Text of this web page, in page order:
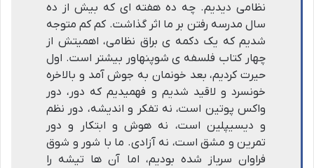
نظامی دیدیم. چه ده هفته ای که بیش از ده
سال مدرسه رفتن بر ما اثر گذاشت. کم کم متوجه
شدیم که یک دکمه ی براق نظامی، اهمیتش از
چهار کتاب فلسفه ی شوپنهاور بیشتر است. اول
حیرت کردیم، بعد خونمان به جوش آمد و بالاخره
خونسرد و لاقید شدیم و فهمیدیم که دور، دور
واکس پوتین است، نه تفکر و اندیشه، دور نظم
و دیسیپلین است، نه هوش و ابتکار و دور
تمرین و مشق است، نه آزادی. ما با شور و شوق
فراوان سرباز شده بودیم، اما آن ها تیشه را